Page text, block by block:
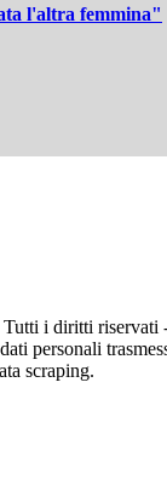
l'altra femmina"
i diritti
personali
scraping.